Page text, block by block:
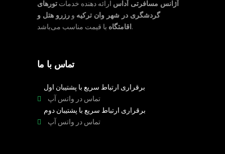
آژانس مسافرتی آداس ارائه دهنده خدماتتورهای
گردشگری در شهر وان ترکیه ورزرو هتل و
اقامتگاهبا قیمت مناسب می‌باشد.
تماس با ما
برقراری ارتباط سریع با پشتیبان اول
تماس در واتس آپ
برقراری ارتباط سریع با پشتیبان دوم
تماس در واتس آپ